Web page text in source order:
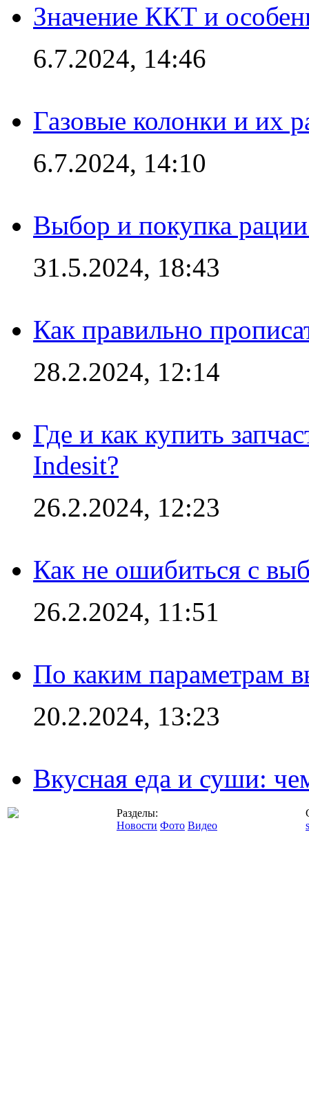
Значение ККТ и
6.7.2024, 14:46
Газовые колонки и их
6.7.2024, 14:10
Выбор и покупка
31.5.2024, 18:43
Как правильно
28.2.2024, 12:14
Где и как купить
Indesit?
26.2.2024, 12:23
Как не ошибиться с
26.2.2024, 11:51
По каким параметрам
20.2.2024, 13:23
Вкусная еда и суши:
Разделы:
Новости Фото Видео